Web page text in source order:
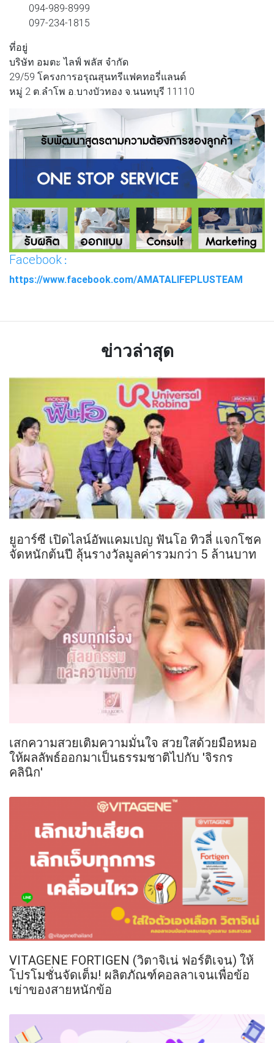
094-989-8999
097-234-1815
ที่อยู่
บริษัท อมตะ ไลฟ์ พลัส จำกัด
29/59 โครงการอรุณสุนทรีแฟคทอรี่แลนด์
หมู่ 2 ต.ลำโพ อ.บางบัวทอง จ.นนทบุรี 11110
Facebook :
https://www.facebook.com/AMATALIFEPLUSTEAM
ข่าวล่าสุด
ยูอาร์ซี เปิดไลน์อัพแคมเปญ ฟันโอ ทิวลี่ แจกโชค
จัดหนักต้นปี ลุ้นรางวัลมูลค่ารวมกว่า 5 ล้านบาท
เสกความสวยเติมความมั่นใจ สวยใสด้วยมือหมอ
ให้ผลลัพธ์ออกมาเป็นธรรมชาติไปกับ 'จิรกร
คลินิก'
VITAGENE FORTIGEN (วิตาจิเน่ ฟอร์ติเจน) ให้
โปรโมชั่นจัดเต็ม! ผลิตภัณฑ์คอลลาเจนเพื่อข้อ
เข่าของสายหนักข้อ